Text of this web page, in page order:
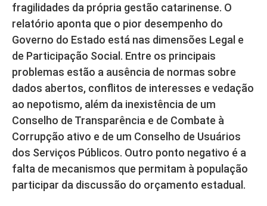
fragilidades da própria gestão catarinense. O
relatório aponta que o pior desempenho do
Governo do Estado está nas dimensões Legal e
de Participação Social. Entre os principais
problemas estão a ausência de normas sobre
dados abertos, conflitos de interesses e vedação
ao nepotismo, além da inexistência de um
Conselho de Transparência e de Combate à
Corrupção ativo e de um Conselho de Usuários
dos Serviços Públicos. Outro ponto negativo é a
falta de mecanismos que permitam à população
participar da discussão do orçamento estadual.